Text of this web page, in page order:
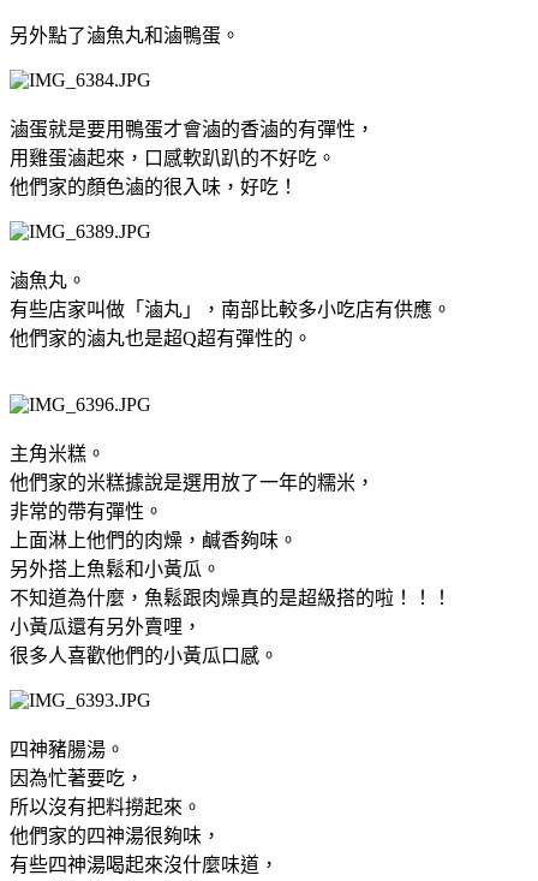
另外點了滷魚丸和滷鴨蛋。
滷蛋就是要用鴨蛋才會滷的香滷的有彈性，
用雞蛋滷起來，口感軟趴趴的不好吃。
他們家的顏色滷的很入味，好吃！
滷魚丸。
有些店家叫做「滷丸」， 南部比較多小吃店有供應。
他們家的滷丸也是超Q超有彈性的。
主角米糕。
他們家的米糕據說是選用放了一年的糯米，
非常的帶有彈性。
上面淋上他們的肉燥，鹹香夠味。
另外搭上魚鬆和小黃瓜。
不知道為什麼，魚鬆跟肉燥真的是超級搭的啦！！！
小黃瓜還有另外賣哩，
很多人喜歡他們的小黃瓜口感。
四神豬腸湯。
因為忙著要吃，
所以沒有把料撈起來。
他們家的四神湯很夠味，
有些四神湯喝起來沒什麼味道，